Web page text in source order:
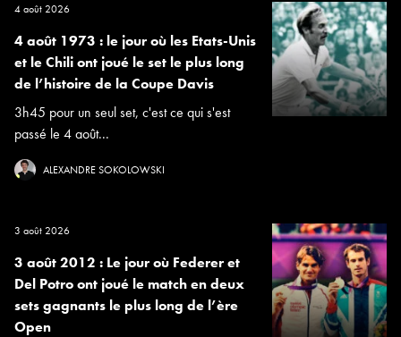
4 août 2026
4 août 1973 : le jour où les Etats-Unis
et le Chili ont joué le set le plus long
de l’histoire de la Coupe Davis
3h45 pour un seul set, c'est ce qui s'est
passé le 4 août...
ALEXANDRE SOKOLOWSKI
3 août 2026
3 août 2012 : Le jour où Federer et
Del Potro ont joué le match en deux
sets gagnants le plus long de l’ère
Open